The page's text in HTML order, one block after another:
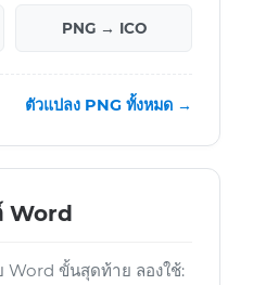
PNG → ICO
ตัวแปลง PNG ทั้งหมด →
Word
Word ขั้นสุดท้าย ลองใช้: